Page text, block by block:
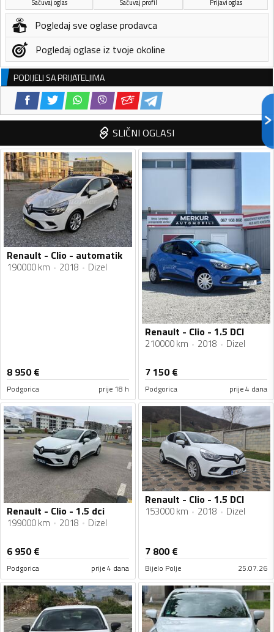
Sačuvaj oglas Sačuvaj profil Prijavi oglas
Pogledaj sve oglase prodavca
Pogledaj oglase iz tvoje okoline
PODIJELI SA PRIJATELJIMA
SLIČNI OGLASI
Renault - Clio - automatik
190000 km 2018 Dizel
8 950€
Podgorica prije 18 h
Renault - Clio - 1.5 DCI
210000 km 2018 Dizel
7 150€
Podgorica prije 4 dana
Renault - Clio - 1.5 dci
199000 km 2018 Dizel
6 950€
Podgorica prije 4 dana
Renault - Clio - 1.5 DCI
153000 km 2018 Dizel
7 800€
Bijelo Polje 25.07.26